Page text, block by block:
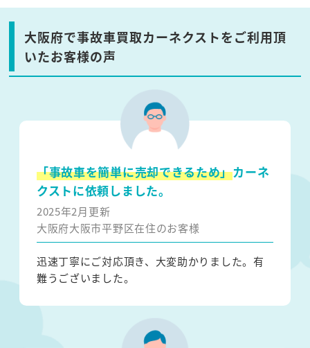
大阪府で事故車買取カーネクストをご利用頂
いたお客様の声
「事故車を簡単に売却できるため」カーネ
クストに依頼しました。
2025年2月更新
大阪府大阪市平野区在住のお客様
迅速丁寧にご対応頂き、大変助かりました。有
難うございました。